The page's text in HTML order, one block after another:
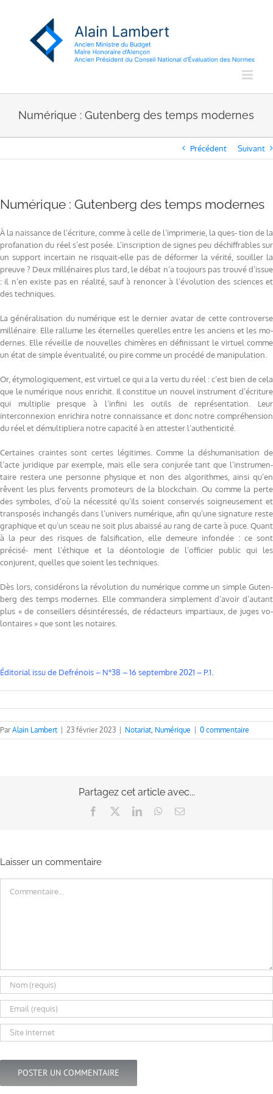
Numérique : Gutenberg des temps modernes
Précédent Suivant
Numérique : Gutenberg des temps modernes
À la naissance de l’écriture, comme à celle de l’imprimerie, la ques- tion de la
profanation du réel s’est posée. L’inscription de signes peu déchiffrables sur
un support incertain ne risquait-elle pas de déformer la vérité, souiller la
preuve ? Deux millénaires plus tard, le débat n’a toujours pas trouvé d’issue
: il n’en existe pas en réalité, sauf à renoncer à l’évolution des sciences et
des techniques.
La généralisation du numérique est le dernier avatar de cette controverse
millénaire. Elle rallume les éternelles querelles entre les anciens et les mo-
dernes. Elle réveille de nouvelles chimères en définissant le virtuel comme
un état de simple éventualité, ou pire comme un procédé de manipulation.
Or, étymologiquement, est virtuel ce qui a la vertu du réel : c’est bien de cela
que le numérique nous enrichit. Il constitue un nouvel instrument d’écriture
qui multiplie presque à l’infini les outils de représentation. Leur
interconnexion enrichira notre connaissance et donc notre compréhension
du réel et démultipliera notre capacité à en attester l’authenticité.
Certaines craintes sont certes légitimes. Comme la déshumanisation de
l’acte juridique par exemple, mais elle sera conjurée tant que l’instrumen-
taire restera une personne physique et non des algorithmes, ainsi qu’en
rêvent les plus fervents promoteurs de la blockchain. Ou comme la perte
des symboles, d’où la nécessité qu’ils soient conservés soigneusement et
transposés inchangés dans l’univers numérique, afin qu’une signature reste
graphique et qu’un sceau ne soit plus abaissé au rang de carte à puce. Quant
à la peur des risques de falsification, elle demeure infondée : ce sont
précisé- ment l’éthique et la déontologie de l’officier public qui les
conjurent, quelles que soient les techniques.
Dès lors, considérons la révolution du numérique comme un simple Guten-
berg des temps modernes. Elle commandera simplement d’avoir d’autant
plus « de conseillers désintéressés, de rédacteurs impartiaux, de juges vo-
lontaires » que sont les notaires.
Éditorial issu de Defrénois – N°38 – 16 septembre 2021 – P.1.
ParAlain Lambert 23 février 2023 Notariat, Numérique 0 commentaire
Partagez cet article avec...
Facebook LinkedInWhatsApp
Email
Laisser un commentaire